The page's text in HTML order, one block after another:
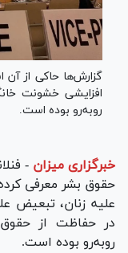
گزارش‌ها حاکی از
افزایشی خشونت
رو‌به‌رو بوده است.
خبرگزاری میزان -
حقوق بشر معرفی
علیه زنان، تبعیض
در حفاظت از حقوق
رو‌به‌رو بوده است.